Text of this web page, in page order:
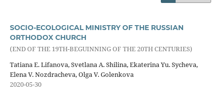
SOCIO-ECOLOGICAL MINISTRY OF THE RUSSIAN
ORTHODOX CHURCH
(END OF THE 19TH-BEGUINNING OF THE 20TH CENTURIES)
Tatiana E. Lifanova, Svetlana A. Shilina, Ekaterina Yu. Sycheva,
Elena V. Nozdracheva, Olga V. Golenkova
2020-05-30